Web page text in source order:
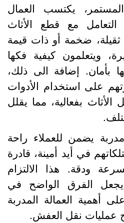
يكتسب العمال
مع قطع الأثاث
ضخمة أو ذات قيمة
ويتعلمون كيفية فكها
بأمان. إضافة الى ذلك،
على استخدام الأدوات
بفعالية، مما يقلل
يضمن للعملاء راحة
في أيد أمينة، قادرة
ودقة. هذا الالتزام
الفرق الواضح في
العمالة المدربة
نقل العفش.